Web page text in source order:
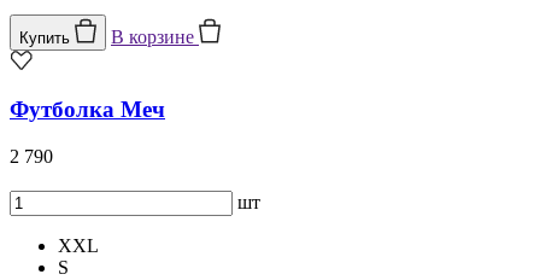
Купить В корзине
Футболка Меч
2 790
шт
XXL
S